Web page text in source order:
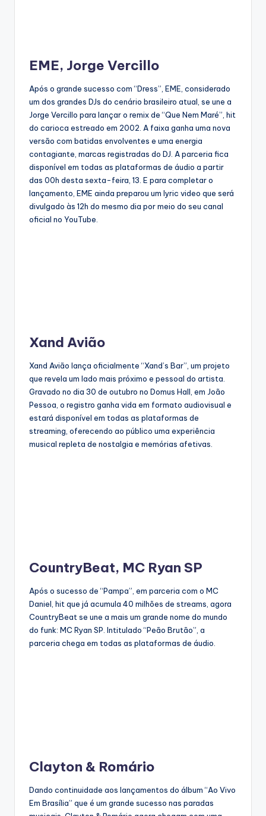
EME, Jorge Vercillo
Após o grande sucesso com “Dress”, EME, considerado
um dos grandes DJs do cenário brasileiro atual, se une a
Jorge Vercillo para lançar o remix de “Que Nem Maré”, hit
do carioca estreado em 2002. A faixa ganha uma nova
versão com batidas envolventes e uma energia
contagiante, marcas registradas do DJ. A parceria fica
disponível em todas as plataformas de áudio a partir
das 00h desta sexta-feira, 13. E para completar o
lançamento, EME ainda preparou um lyric video que será
divulgado às 12h do mesmo dia por meio do seu canal
oficial no YouTube.
Xand Avião
Xand Avião lança oficialmente “Xand’s Bar”, um projeto
que revela um lado mais próximo e pessoal do artista.
Gravado no dia 30 de outubro no Domus Hall, em João
Pessoa, o registro ganha vida em formato audiovisual e
estará disponível em todas as plataformas de
streaming, oferecendo ao público uma experiência
musical repleta de nostalgia e memórias afetivas.
CountryBeat, MC Ryan SP
Após o sucesso de “Pampa”, em parceria com o MC
Daniel, hit que já acumula 40 milhões de streams, agora
CountryBeat se une a mais um grande nome do mundo
do funk: MC Ryan SP. Intitulado “Peão Brutão”, a
parceria chega em todas as plataformas de áudio.
Clayton & Romário
Dando continuidade aos lançamentos do álbum “Ao Vivo
Em Brasília” que é um grande sucesso nas paradas